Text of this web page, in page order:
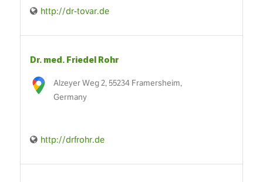
http://dr-tovar.de
Dr. med. Friedel Rohr
Alzeyer Weg 2, 55234 Framersheim,
Germany
http://drfrohr.de